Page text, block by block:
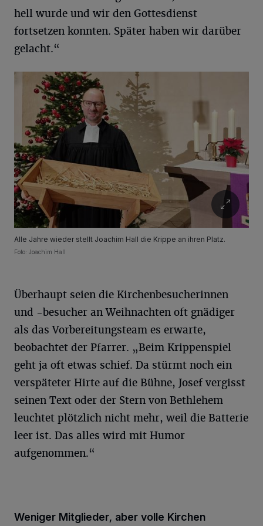
hell wurde und wir den Gottesdienst
fortsetzen konnten. Später haben wir darüber
gelacht.“
Alle Jahre wieder stellt Joachim Hall die Krippe an ihren Platz.
Foto: Joachim Hall
Überhaupt seien die Kirchenbesucherinnen
und -besucher an Weihnachten oft gnädiger
als das Vorbereitungsteam es erwarte,
beobachtet der Pfarrer. „Beim Krippenspiel
geht ja oft etwas schief. Da stürmt noch ein
verspäteter Hirte auf die Bühne, Josef vergisst
seinen Text oder der Stern von Bethlehem
leuchtet plötzlich nicht mehr, weil die Batterie
leer ist. Das alles wird mit Humor
aufgenommen.“
Weniger Mitglieder, aber volle Kirchen